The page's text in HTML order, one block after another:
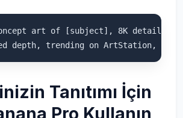
art of [subject], 8K
Tanıtımı İçin